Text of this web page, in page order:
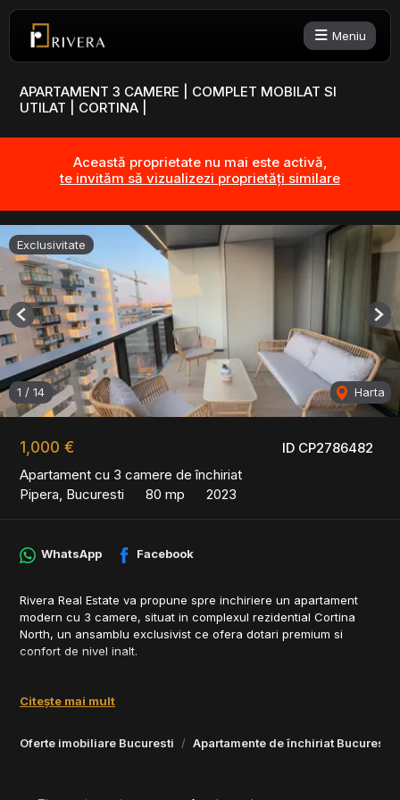
Meniu
APARTAMENT 3 CAMERE | COMPLET MOBILAT SI
UTILAT | CORTINA |
Această proprietate nu mai este activă,
te invităm să vizualizezi proprietăți similare
ID CP2786482
1,000 €
Apartament cu 3 camere de închiriat
Pipera, Bucuresti
80 mp 2023
Exclusivitate
1 / 14 Harta
Previous
Oferte imobiliare Bucuresti Apartamente de închiriat Bucuresti
WhatsApp Facebook
Rivera Real Estate va propune spre inchiriere un apartament
modern cu 3 camere, situat in complexul rezidential Cortina
North, un ansamblu exclusivist ce ofera dotari premium si
confort de nivel inalt.
• Mobilat complet, cu mobilier modern si finisaje de calitate
ultima generatie (inclusiv masina de spalat vase, masina de
Citește mai mult